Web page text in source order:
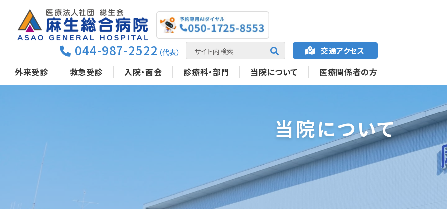
044-987-2522 （代表） 交通アクセス
外来受診 救急受診 入院・面会 診療科・部門 当院について 医療関係者の方
当院について